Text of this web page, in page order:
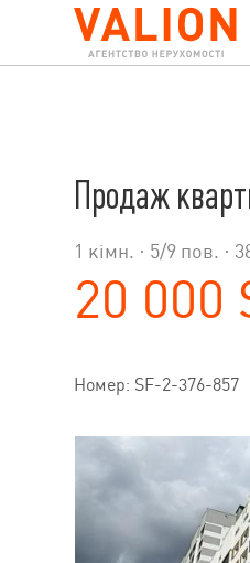
Продаж
1 кімн. · 5/9 пов. ·
20 000
Номер: SF-2-376-857